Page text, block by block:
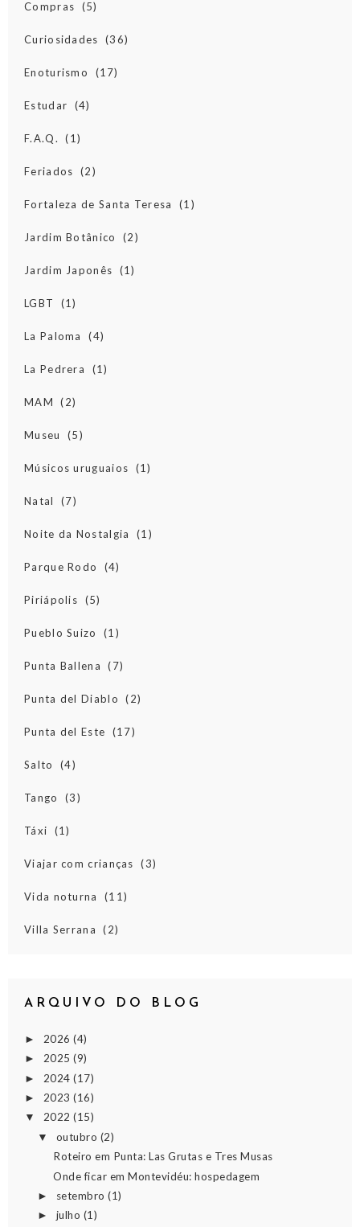
Compras (5)
Curiosidades (36)
Enoturismo (17)
Estudar (4)
F.A.Q. (1)
Feriados (2)
Fortaleza de Santa Teresa (1)
Jardim Botânico (2)
Jardim Japonês (1)
LGBT (1)
La Paloma (4)
La Pedrera (1)
MAM (2)
Museu (5)
Músicos uruguaios (1)
Natal (7)
Noite da Nostalgia (1)
Parque Rodo (4)
Piriápolis (5)
Pueblo Suizo (1)
Punta Ballena (7)
Punta del Diablo (2)
Punta del Este (17)
Salto (4)
Tango (3)
Táxi (1)
Viajar com crianças (3)
Vida noturna (11)
Villa Serrana (2)
ARQUIVO DO BLOG
► 2026 (4)
► 2025 (9)
► 2024 (17)
► 2023 (16)
▼ 2022 (15)
▼ outubro (2)
Roteiro em Punta: Las Grutas e Tres Musas
Onde ficar em Montevidéu: hospedagem
► setembro(1)
► julho (1)